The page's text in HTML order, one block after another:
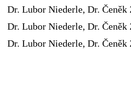
Dr. Lubor Niederle, Dr. Čeněk
Dr. Lubor Niederle, Dr. Čeněk
Dr. Lubor Niederle, Dr. Čeněk